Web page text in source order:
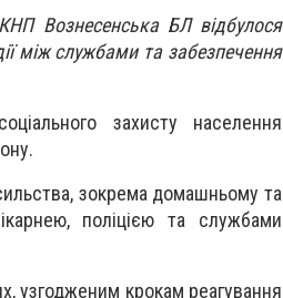
Вознесенська БЛ відбулося
між службами та забезпечення
захисту населення
зокрема домашньому та
поліцією та службами
узгодженим крокам реагування